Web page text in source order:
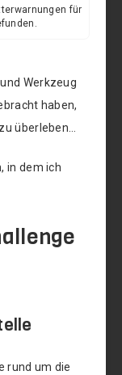
für
Werkzeug
haben,
überleben…
in dem ich
rund um die